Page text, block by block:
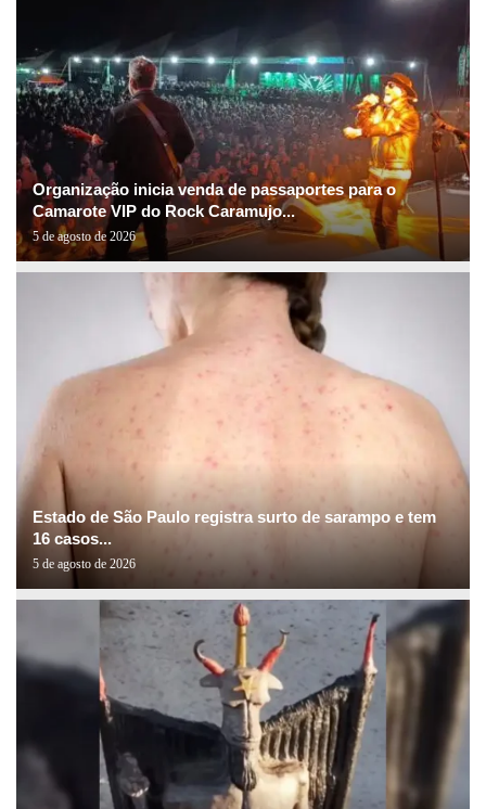
Organização inicia venda de passaportes para o
Camarote VIP do Rock Caramujo...
5 de agosto de 2026
Estado de São Paulo registra surto de sarampo e tem
16 casos...
5 de agosto de 2026